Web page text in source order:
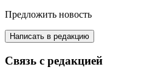
Предложить новость
Написать в редакцию
Связь с редакцией